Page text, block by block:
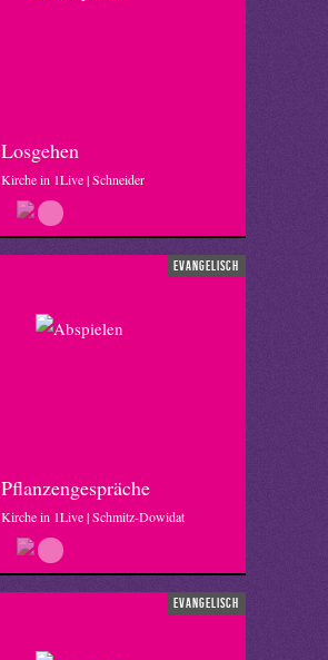
Losgehen
Kirche in 1Live | Schneider
evangelisch
Pflanzengespräche
Kirche in 1Live | Schmitz-Dowidat
evangelisch